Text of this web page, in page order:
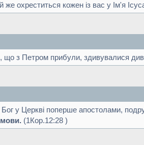
же охреститься кожен із вас у Ім'я
що з Петром прибули, здивувалися
у Церкві поперше апостолами,
мови. (1Кор.12:28 )